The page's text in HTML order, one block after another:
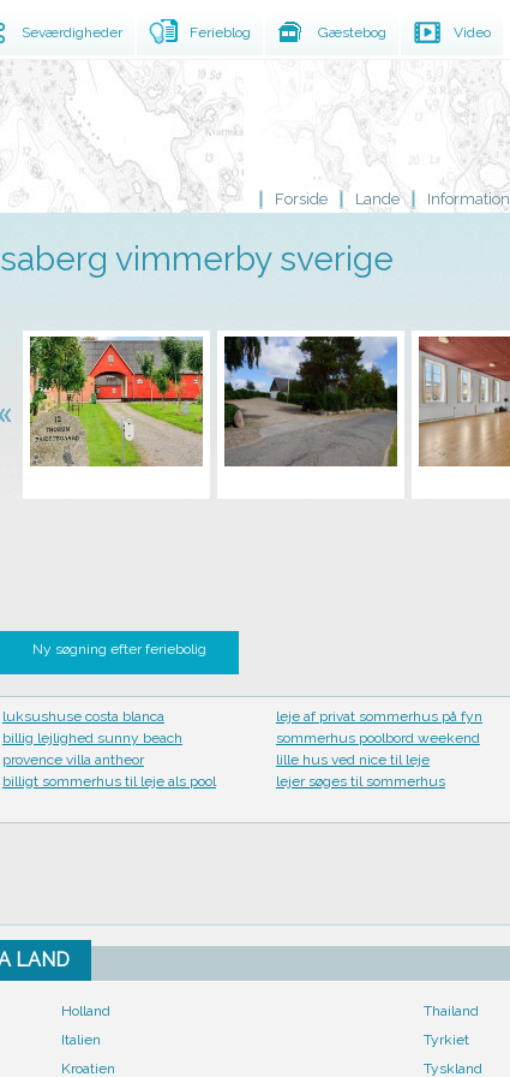
Forside Lande Information
vimmerby sverige
Ny søgning efter feriebolig
luksushuse costa blanca
billig lejlighed sunny beach
provence villa antheor
billigt sommerhus til leje als pool
leje af privat sommerhus på fyn
sommerhus poolbord weekend
lille hus ved nice til leje
lejer søges til sommerhus
LAND
Holland
Italien
Kroatien
Thailand
Tyrkiet
Tyskland
Seværdigheder Ferieblog Gæstebog Video